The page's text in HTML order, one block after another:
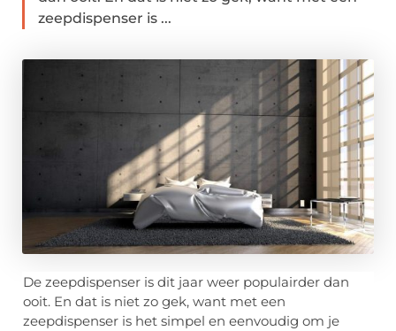
zeepdispenser is ...
De zeepdispenser is dit jaar weer populairder dan
ooit. En dat is niet zo gek, want met een
zeepdispenser is het simpel en eenvoudig om je